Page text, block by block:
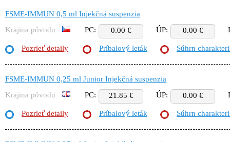
FSME-IMMUN 0,5 ml Injekčná suspenzia
Krajina pôvodu
PC: 0.00 € ÚP: 0.00 €
Pozrieť detaily Príbalový leták Súhrn
FSME-IMMUN 0,25 ml Junior Injekčná suspenzia
Krajina pôvodu
PC: 21.85 € ÚP: 0.00 €
Pozrieť detaily Príbalový leták Súhrn